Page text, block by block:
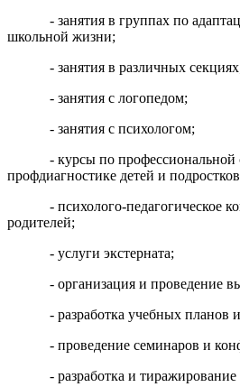
- занятия в группах по
школьной жизни;
- занятия в различных
- занятия с логопедом;
- занятия с психологом;
- курсы по профессиональной
профдиагностике детей и
- психолого-педагогическое
родителей;
- услуги экстерната;
- организация и проведение
- разработка учебных планов
- проведение семинаров и
- разработка и